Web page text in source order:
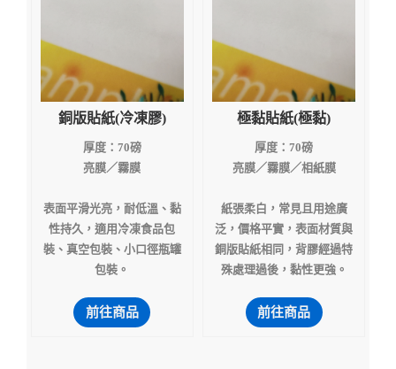
銅版貼紙(冷凍膠)
厚度：70磅
亮膜／霧膜
表面平滑光亮，耐低溫、黏
性持久，適用冷凍食品包
裝、真空包裝、小口徑瓶罐
包裝。
前往商品
極黏貼紙(極黏)
厚度：70磅
亮膜／霧膜／相紙膜
紙張柔白，常見且用途廣
泛，價格平實，表面材質與
銅版貼紙相同，背膠經過特
殊處理過後，黏性更強。
前往商品